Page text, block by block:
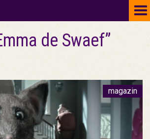
de Swaef”
magazin